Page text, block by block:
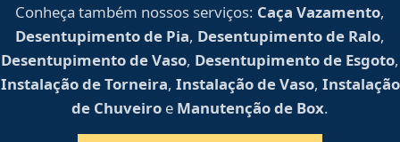
Conheça também nossos serviços: Caça Vazamento,
Desentupimento de Pia, Desentupimento de Ralo,
Desentupimento de Vaso, Desentupimento de Esgoto,
Instalação de Torneira, Instalação de Vaso, Instalação
de Chuveiro e Manutenção de Box.